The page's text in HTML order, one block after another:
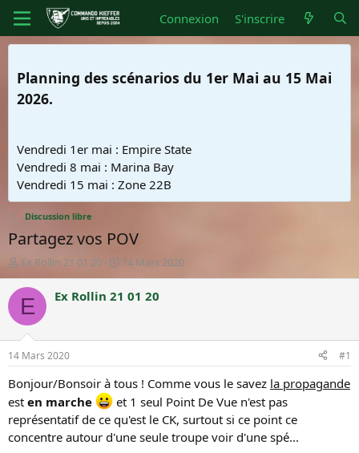
Connexion S'inscrire
Planning des scénarios du 1er Mai au 15 Mai
2026.
Vendredi 1er mai : Empire State
Vendredi 8 mai : Marina Bay
Vendredi 15 mai : Zone 22B
Discussion libre
Partagez vos POV
A
u
t
e
u
r
d
u
s
u
e
t
Ex Rollin 21 01 20
D
a
t
e
é
b
u
14 Mars 2020
E Ex Rollin 21 01 20
14 Mars 2020 #1
Bonjour/Bonsoir à tous ! Comme vous le savez la propagande
est en marche
et 1 seul Point De Vue n'est pas
représentatif de ce qu'est le CK, surtout si ce point ce
concentre autour d'une seule troupe voir d'une spé...